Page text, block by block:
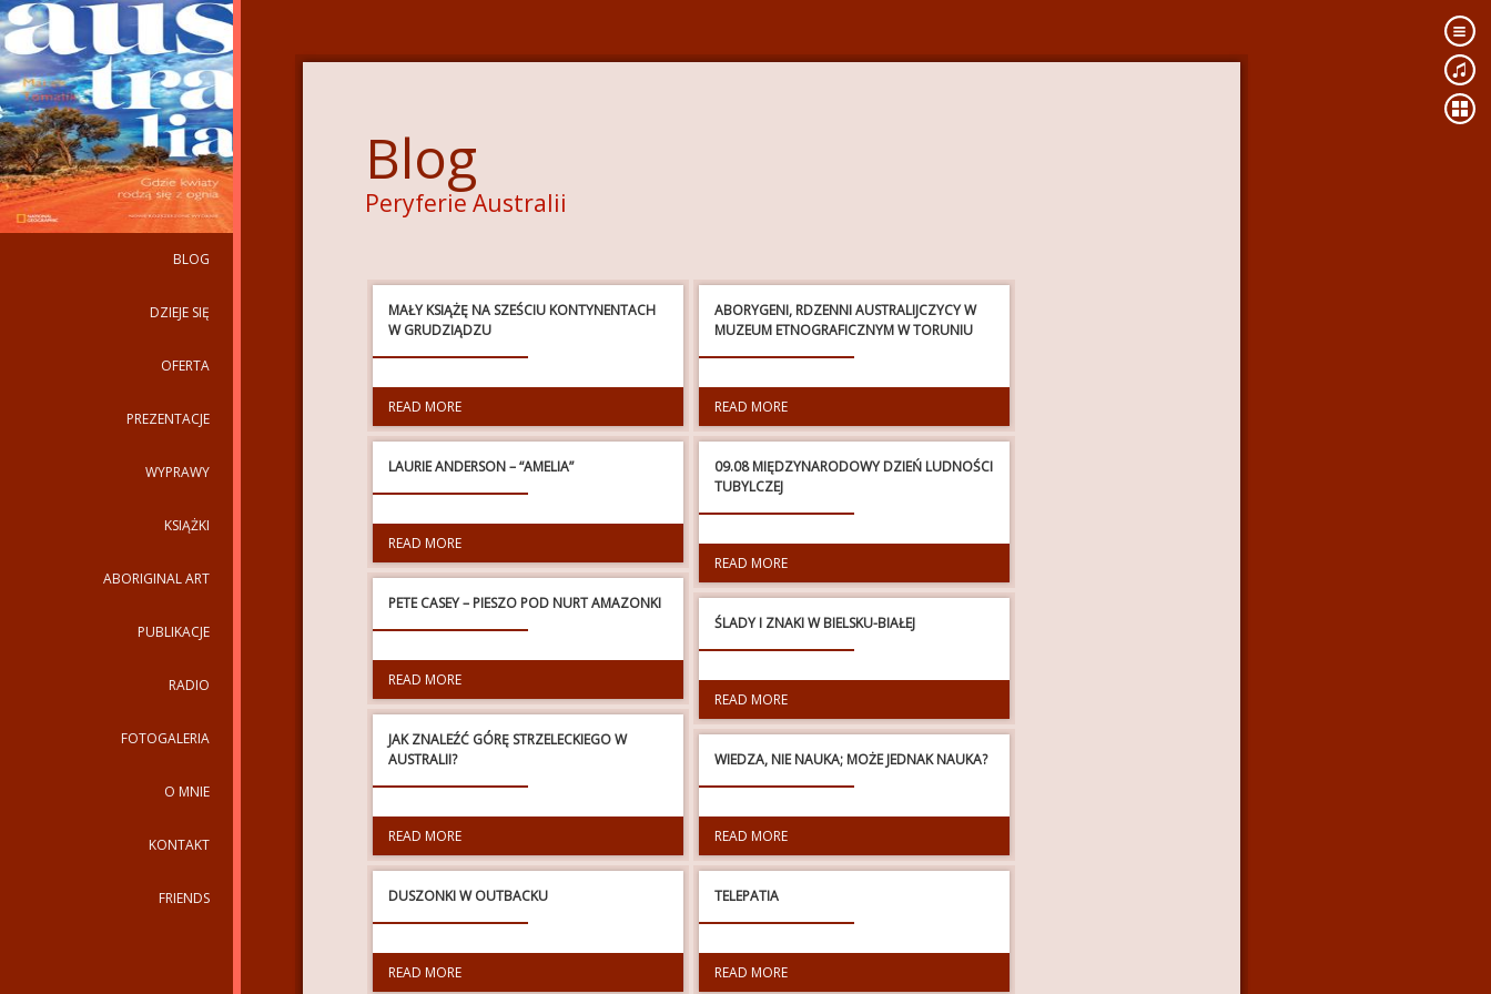
BLOG
DZIEJE SIĘ
OFERTA
PREZENTACJE
WYPRAWY
KSIĄŻKI
ABORIGINAL ART
PUBLIKACJE
RADIO
FOTOGALERIA
O MNIE
KONTAKT
FRIENDS
Blog
Peryferie Australii
MAŁY KSIĄŻĘ NA SZEŚCIU KONTYNENTACH
W GRUDZIĄDZU
READ MORE
ABORYGENI, RDZENNI AUSTRALIJCZYCY W
MUZEUM ETNOGRAFICZNYM W TORUNIU
READ MORE
LAURIE ANDERSON – “AMELIA”
READ MORE
09.08 MIĘDZYNARODOWY DZIEŃ LUDNOŚCI
TUBYLCZEJ
READ MORE
PETE CASEY – PIESZO POD NURT AMAZONKI
READ MORE
ŚLADY I ZNAKI W BIELSKU-BIAŁEJ
READ MORE
JAK ZNALEŹĆ GÓRĘ STRZELECKIEGO W
AUSTRALII?
READ MORE
WIEDZA, NIE NAUKA; MOŻE JEDNAK NAUKA?
READ MORE
DUSZONKI W OUTBACKU
READ MORE
TELEPATIA
READ MORE